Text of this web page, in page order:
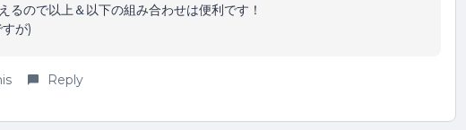
るので以上＆以下の組み合わせは便利です！
が)
Reply